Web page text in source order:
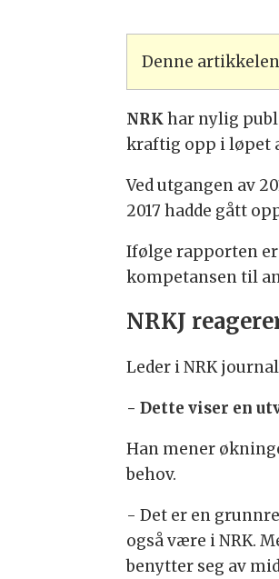
Denne
NRKhar nylig
kraftig opp i løpet
Ved utgangen av
2017 hadde gått
Ifølge rapporten er
kompetansen til
NRKJ
Leder i NRK
- Dette viser en
Han mener
behov.
- Det er en
også være i NRK.
benytter seg av